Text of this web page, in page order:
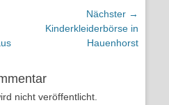
Nächster →
NächsterKinderkleiderbörse in
Hauenhorst
nicht veröffentlicht.